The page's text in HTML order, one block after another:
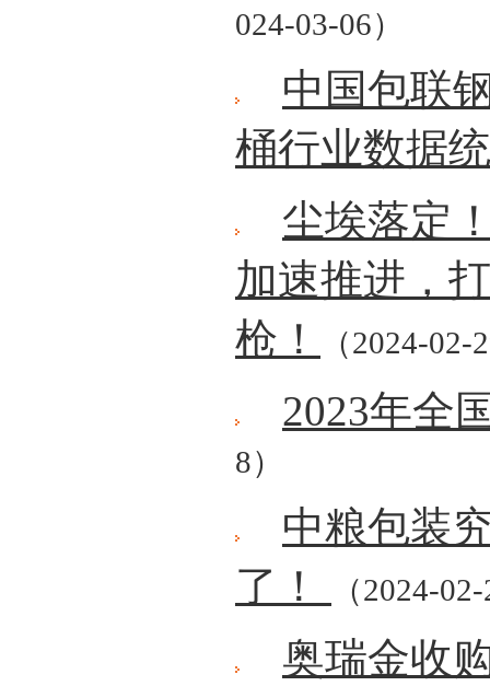
024-03-06）
中国包联
桶行业数据
尘埃落定
加速推进，
枪！
（2024-02-
2023年全
8）
中粮包装
了！
（2024-
奥瑞金收